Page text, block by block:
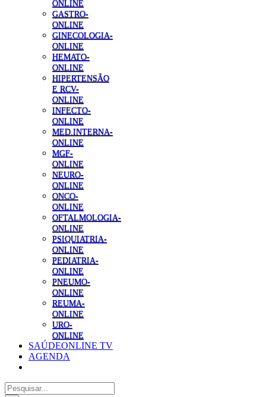
ONLINE
GASTRO-
ONLINE
GINECOLOGIA-
ONLINE
HEMATO-
ONLINE
HIPERTENSÃO
E RCV-
ONLINE
INFECTO-
ONLINE
MED.INTERNA-
ONLINE
MGF-
ONLINE
NEURO-
ONLINE
ONCO-
ONLINE
OFTALMOLOGIA-
ONLINE
PSIQUIATRIA-
ONLINE
PEDIATRIA-
ONLINE
PNEUMO-
ONLINE
REUMA-
ONLINE
URO-
ONLINE
SAÚDEONLINE TV
AGENDA
Pesquisar